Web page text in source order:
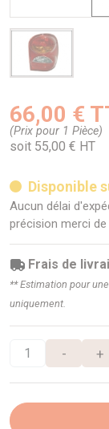
66,00 €
(Prix pour 1 Pièce)
soit 55,00 € HT
Disponible
Aucun délai
précision merci
Frais de
** Estimation pour
uniquement.
- +